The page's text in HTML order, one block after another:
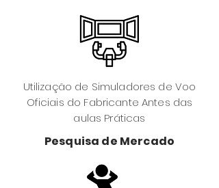
Utilização de Simuladores de Voo
Oficiais do Fabricante Antes das
aulas Práticas
Pesquisa de Mercado